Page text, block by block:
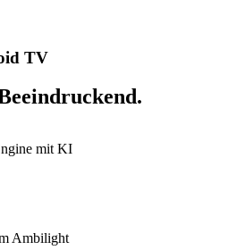
TV
mit KI
Ambilight